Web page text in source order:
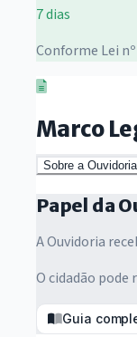
7 dias
Conforme Lei
Marco
Sobre a Ouvidoria
Papel da
A Ouvidoria
O cidadão
Guia